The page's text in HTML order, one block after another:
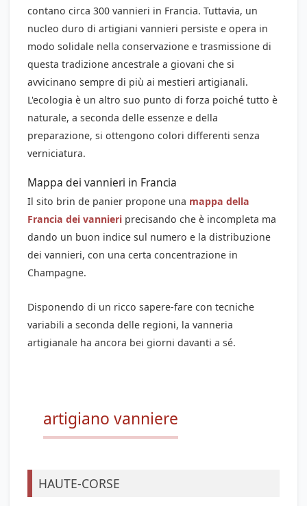
contano circa 300 vannieri in Francia. Tuttavia, un
nucleo duro di artigiani vannieri persiste e opera in
modo solidale nella conservazione e trasmissione di
questa tradizione ancestrale a giovani che si
avvicinano sempre di più ai mestieri artigianali.
L'ecologia è un altro suo punto di forza poiché tutto è
naturale, a seconda delle essenze e della
preparazione, si ottengono colori differenti senza
verniciatura.
Mappa dei vannieri in Francia
Il sito brin de panier propone una mappa della
Francia dei vannieri precisando che è incompleta ma
dando un buon indice sul numero e la distribuzione
dei vannieri, con una certa concentrazione in
Champagne.
Disponendo di un ricco sapere-fare con tecniche
variabili a seconda delle regioni, la vanneria
artigianale ha ancora bei giorni davanti a sé.
artigiano vanniere
HAUTE-CORSE